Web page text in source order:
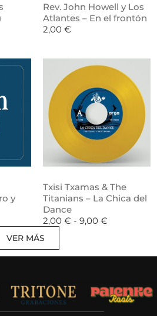
Rev. John Howell y Los
Atlantes – En el frontón
2,00 €
y
Txisi Txamas & The
Titanians – La Chica del
Dance
2,00 € - 9,00 €
VER MÁS